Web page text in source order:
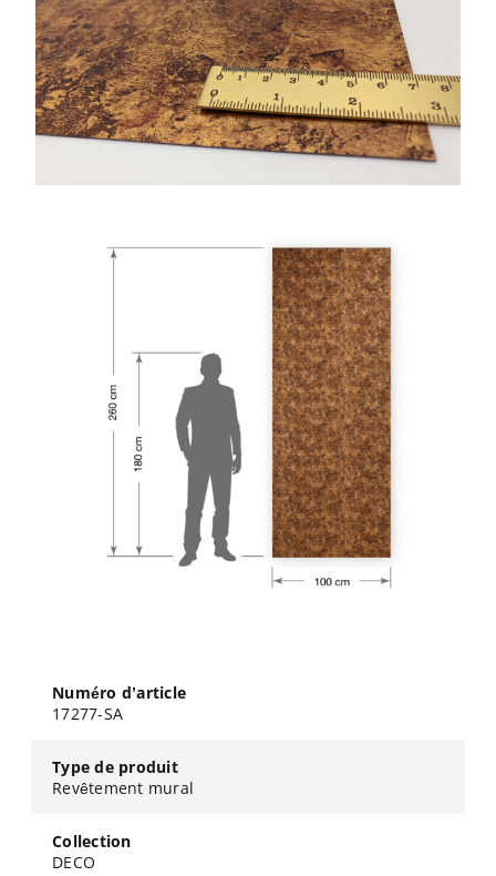
Numéro d’article
17277-SA
Type de produit
Revêtement mural
Collection
DECO